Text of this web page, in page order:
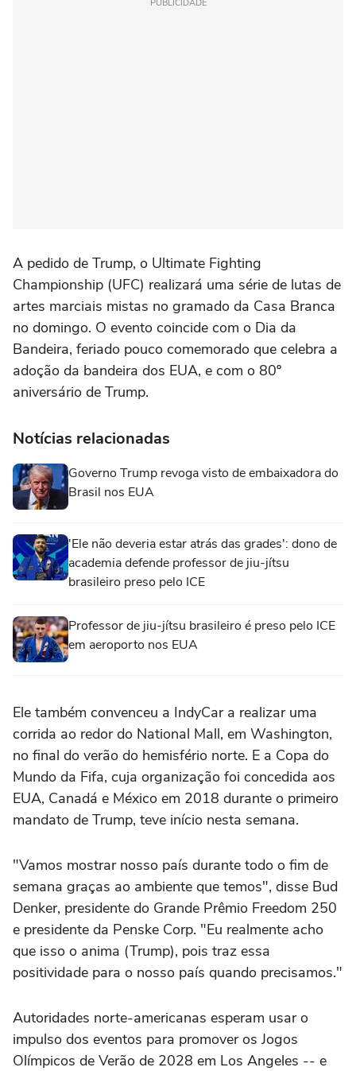
PUBLICIDADE
A pedido de Trump, o Ultimate Fighting
Championship (UFC) realizará uma série de lutas de
artes marciais mistas no gramado da Casa Branca
no domingo. O evento coincide com o Dia da
Bandeira, feriado pouco comemorado que celebra a
adoção da bandeira dos EUA, ⁠e com o 80º
aniversário de Trump.
Notícias relacionadas
Governo Trump revoga visto de embaixadora do
Brasil nos EUA
'Ele não deveria estar atrás das grades': dono de
academia defende professor de jiu-jítsu
brasileiro preso pelo ICE
Professor de jiu-jítsu brasileiro é preso pelo ICE
em aeroporto nos EUA
Ele também convenceu a IndyCar a realizar uma
corrida ao redor do ‌National Mall, em Washington,
no final do verão do hemisfério norte. E a Copa do
Mundo da Fifa, cuja organização foi concedida aos
EUA, Canadá e México em 2018 durante o primeiro
mandato de ‌Trump, teve início nesta semana.
"Vamos mostrar nosso país durante todo o ‌fim de
semana graças ao ambiente que temos", disse Bud
Denker, presidente do Grande Prêmio Freedom ⁠250
e presidente da Penske Corp. "Eu realmente acho
que isso o anima (Trump), pois traz essa
positividade para o nosso país quando precisamos."
Autoridades norte-americanas esperam usar o
impulso dos eventos para promover os Jogos
Olímpicos de Verão de 2028 em Los Angeles -- e